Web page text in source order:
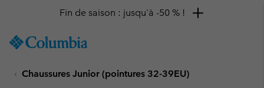
TO
SKIP
Fin de saison : jusqu'à -50 % !
Chaussures Junior (pointures 32-39EU)